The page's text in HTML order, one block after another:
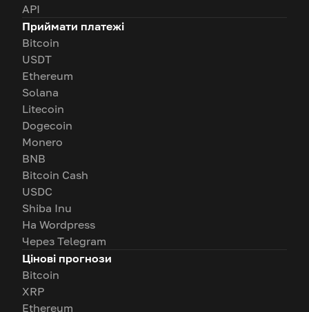
API
Приймати платежі
Bitcoin
USDT
Ethereum
Solana
Litecoin
Dogecoin
Monero
BNB
Bitcoin Cash
USDC
Shiba Inu
На Wordpress
Через Telegram
Цінові прогнози
Bitcoin
XRP
Ethereum